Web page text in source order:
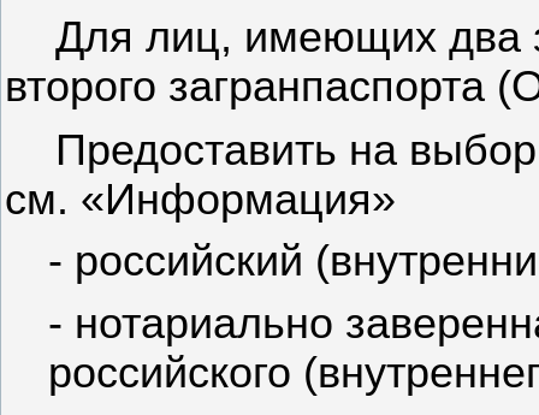
Для лиц, имеющих два
второго
Предоставить на
см. «Информация»
- российский
- нотариально
российского